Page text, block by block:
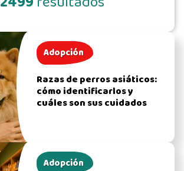
Adopción
Razas de perros asiáticos:
cómo identificarlos y
cuáles son sus cuidados
Adopción